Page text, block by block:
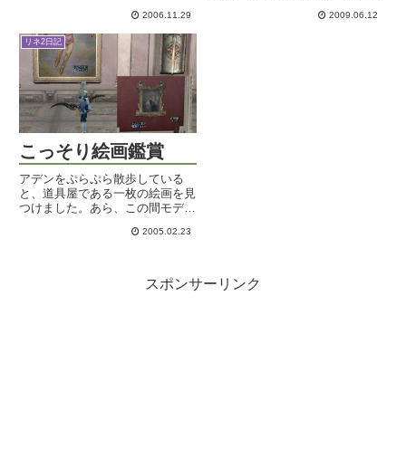
たいけど、まあ無理かなｗ今日は
とができました！呪われた...
2006.11.29
リ ア ル 麻 痺 。久しぶり
2009.06.12
リネ2日記
こっそり絵画鑑賞
アデンをぷらぷら散歩している
と、道具屋である一枚の絵画を見
つけました。あら、この間モデル
れをかけてからお客が絶えないら
とさらにぷらぷらしてみると、武
2005.02.23
スポンサーリンク